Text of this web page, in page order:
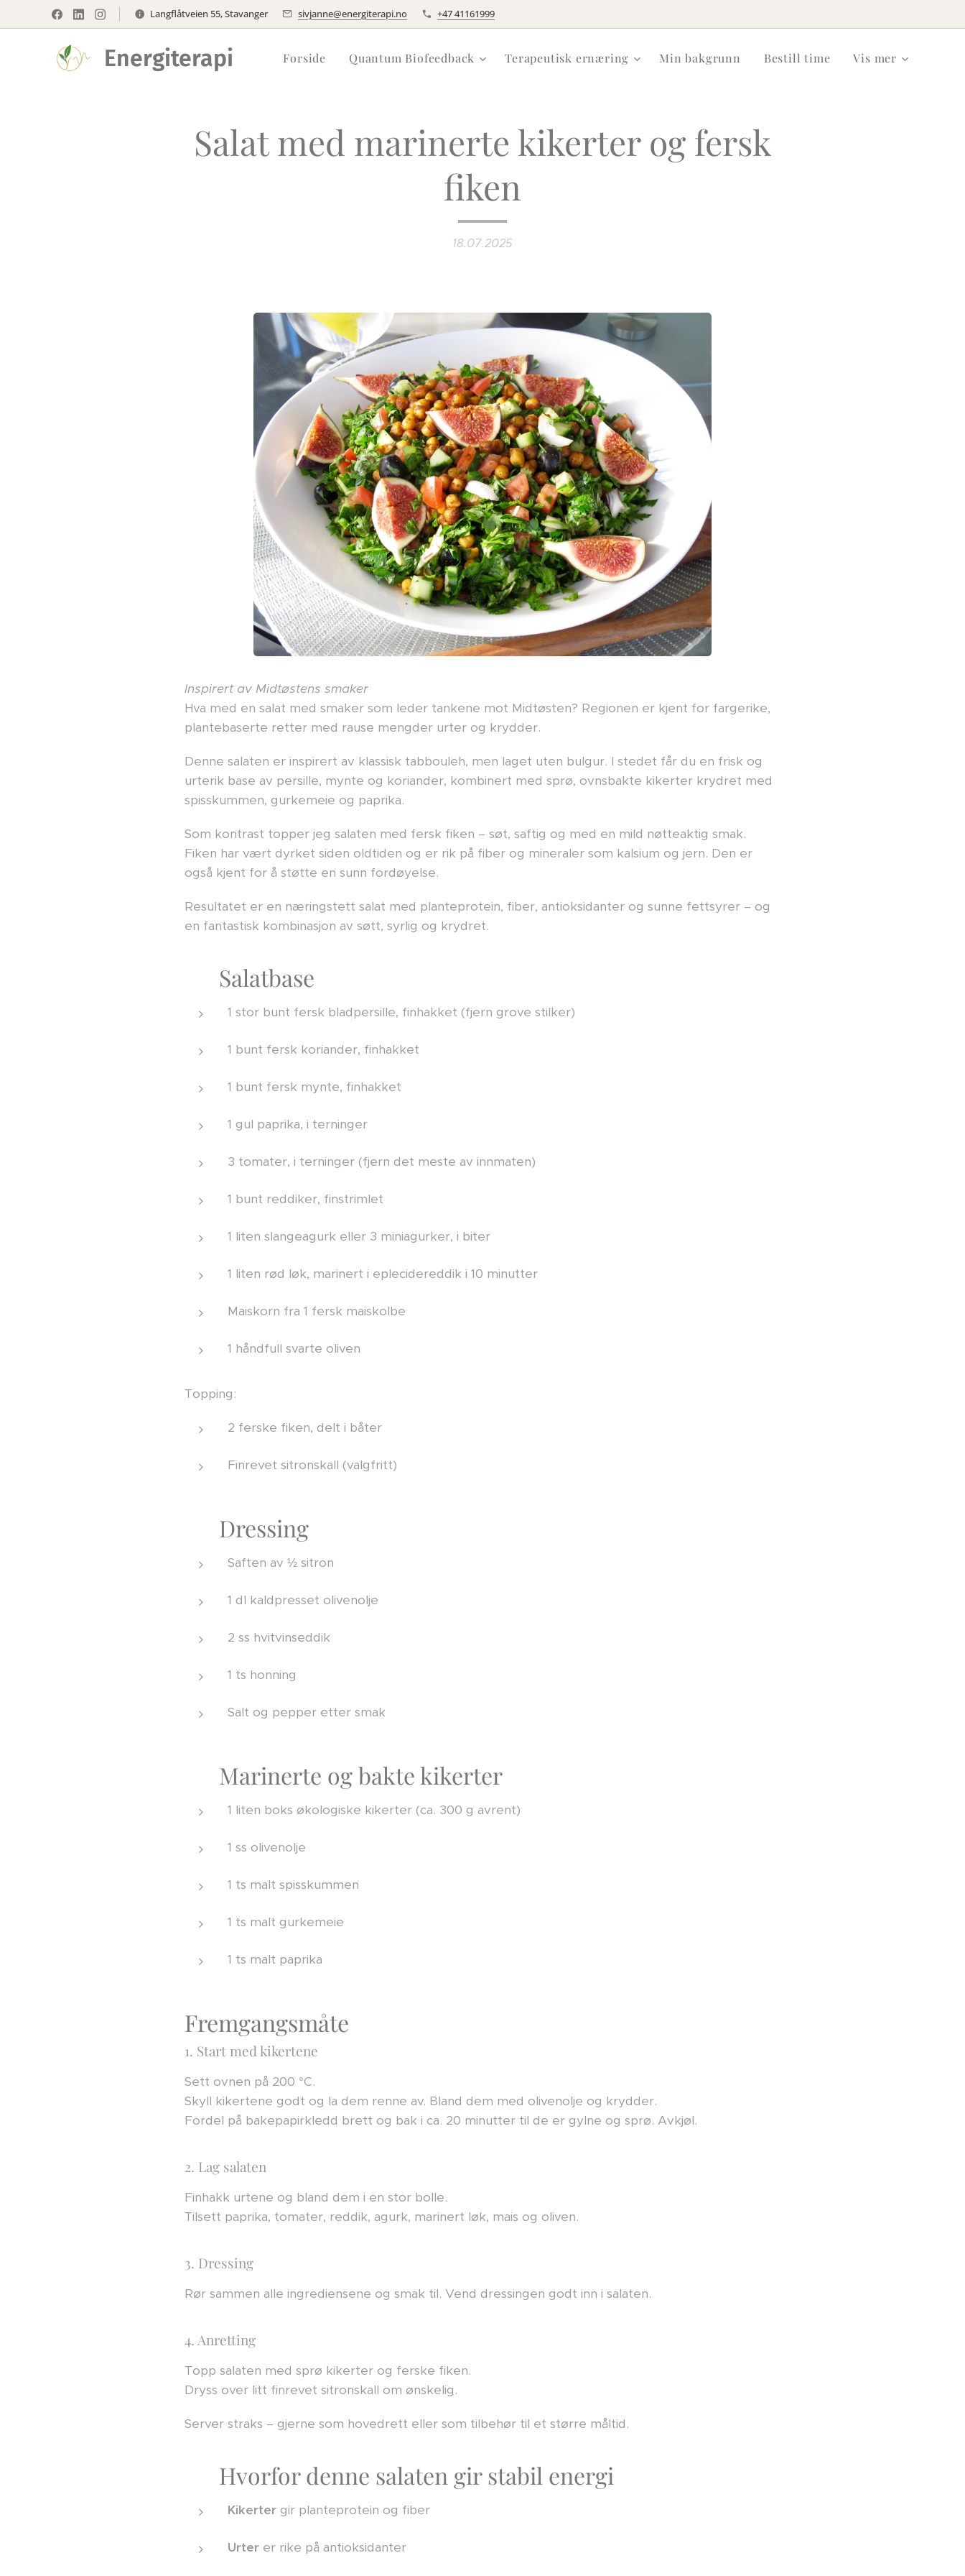
Langflåtveien 55, Stavanger sivjanne@energiterapi.no +47 41161999
Energiterapi Forside Quantum Biofeedback Terapeutisk ernæring Min bakgrunn Bestill time Vis mer
Salat med marinerte kikerter og fersk
fiken
18.07.2025
Inspirert av Midtøstens smaker
Hva med en salat med smaker som leder tankene mot Midtøsten? Regionen er kjent for fargerike,
plantebaserte retter med rause mengder urter og krydder.
Denne salaten er inspirert av klassisk tabbouleh, men laget uten bulgur. I stedet får du en frisk og
urterik base av persille, mynte og koriander, kombinert med sprø, ovnsbakte kikerter krydret med
spisskummen, gurkemeie og paprika.
Som kontrast topper jeg salaten med fersk fiken – søt, saftig og med en mild nøtteaktig smak.
Fiken har vært dyrket siden oldtiden og er rik på fiber og mineraler som kalsium og jern. Den er
også kjent for å støtte en sunn fordøyelse.
Resultatet er en næringstett salat med planteprotein, fiber, antioksidanter og sunne fettsyrer – og
en fantastisk kombinasjon av søtt, syrlig og krydret.
🥗 Salatbase
1 stor bunt fersk bladpersille, finhakket (fjern grove stilker)
1 bunt fersk koriander, finhakket
1 bunt fersk mynte, finhakket
1 gul paprika, i terninger
3 tomater, i terninger (fjern det meste av innmaten)
1 bunt reddiker, finstrimlet
1 liten slangeagurk eller 3 miniagurker, i biter
1 liten rød løk, marinert i eplecidereddik i 10 minutter
Maiskorn fra 1 fersk maiskolbe
1 håndfull svarte oliven
Topping:
2 ferske fiken, delt i båter
Finrevet sitronskall (valgfritt)
🌿 Dressing
Saften av ½ sitron
1 dl kaldpresset olivenolje
2 ss hvitvinseddik
1 ts honning
Salt og pepper etter smak
🌿 Marinerte og bakte kikerter
1 liten boks økologiske kikerter (ca. 300 g avrent)
1 ss olivenolje
1 ts malt spisskummen
1 ts malt gurkemeie
1 ts malt paprika
Fremgangsmåte
1. Start med kikertene
Sett ovnen på 200 °C.
Skyll kikertene godt og la dem renne av. Bland dem med olivenolje og krydder.
Fordel på bakepapirkledd brett og bak i ca. 20 minutter til de er gylne og sprø. Avkjøl.
2. Lag salaten
Finhakk urtene og bland dem i en stor bolle.
Tilsett paprika, tomater, reddik, agurk, marinert løk, mais og oliven.
3. Dressing
Rør sammen alle ingrediensene og smak til. Vend dressingen godt inn i salaten.
4. Anretting
Topp salaten med sprø kikerter og ferske fiken.
Dryss over litt finrevet sitronskall om ønskelig.
Server straks – gjerne som hovedrett eller som tilbehør til et større måltid.
🌿 Hvorfor denne salaten gir stabil energi
Kikerter gir planteprotein og fiber
Urter er rike på antioksidanter